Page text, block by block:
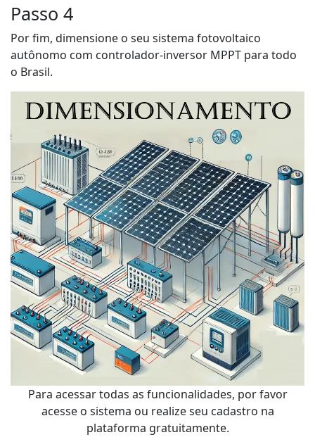
Passo 4
Por fim, dimensione o seu sistema fotovoltaico
autônomo com controlador-inversor MPPT para todo
o Brasil.
Para acessar todas as funcionalidades, por favor
acesse o sistema ou realize seu cadastro na
plataforma gratuitamente.